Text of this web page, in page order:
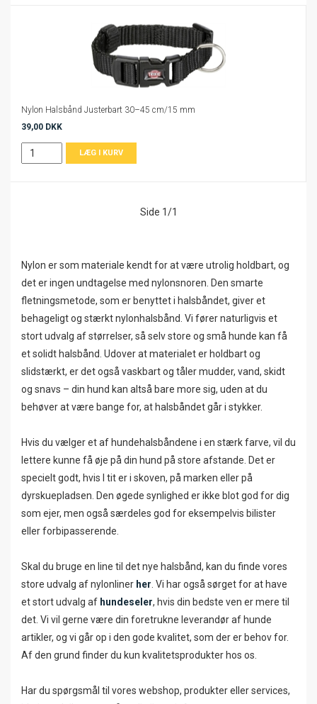
Nylon Halsbånd Justerbart 30–45 cm/15 mm
39,00 DKK
Side 1/1
Nylon er som materiale kendt for at være utrolig holdbart, og
det er ingen undtagelse med nylonsnoren. Den smarte
fletningsmetode, som er benyttet i halsbåndet, giver et
behageligt og stærkt nylonhalsbånd. Vi fører naturligvis et
stort udvalg af størrelser, så selv store og små hunde kan få
et solidt halsbånd. Udover at materialet er holdbart og
slidstærkt, er det også vaskbart og tåler mudder, vand, skidt
og snavs – din hund kan altså bare more sig, uden at du
behøver at være bange for, at halsbåndet går i stykker.
Hvis du vælger et af hundehalsbåndene i en stærk farve, vil du
lettere kunne få øje på din hund på store afstande. Det er
specielt godt, hvis I tit er i skoven, på marken eller på
dyrskuepladsen. Den øgede synlighed er ikke blot god for dig
som ejer, men også særdeles god for eksempelvis bilister
eller forbipasserende.
Skal du bruge en line til det nye halsbånd, kan du finde vores
store udvalg af nylonliner her . Vi har også sørget for at have
et stort udvalg af hundeseler, hvis din bedste ven er mere til
det. Vi vil gerne være din foretrukne leverandør af hunde
artikler, og vi går op i den gode kvalitet, som der er behov for.
Af den grund finder du kun kvalitetsprodukter hos os.
Har du spørgsmål til vores webshop, produkter eller services,